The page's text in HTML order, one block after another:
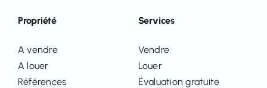
Services
Vendre
Louer
Évaluation gratuite
Propriété
A vendre
A louer
Références